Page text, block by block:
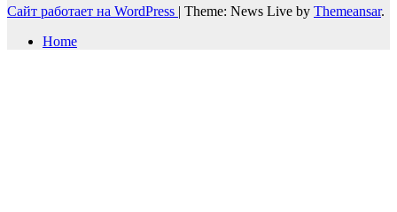
Сайт работает на WordPress | Theme: News Live by Themeansar.
Home